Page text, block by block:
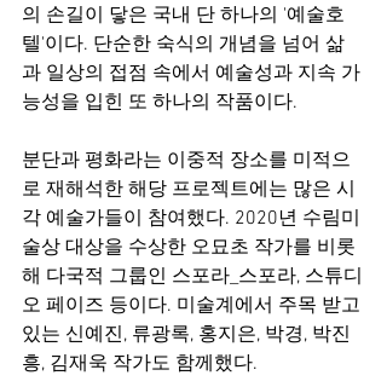
의 손길이 닿은 국내 단 하나의 '예술호
텔'이다. 단순한 숙식의 개념을 넘어 삶
과 일상의 접점 속에서 예술성과 지속 가
능성을 입힌 또 하나의 작품이다.
분단과 평화라는 이중적 장소를 미적으
로 재해석한 해당 프로젝트에는 많은 시
각 예술가들이 참여했다. 2020년 수림미
술상 대상을 수상한 오묘초 작가를 비롯
해 다국적 그룹인 스포라_스포라, 스튜디
오 페이즈 등이다. 미술계에서 주목 받고
있는 신예진, 류광록, 홍지은, 박경, 박진
흥, 김재욱 작가도 함께했다.